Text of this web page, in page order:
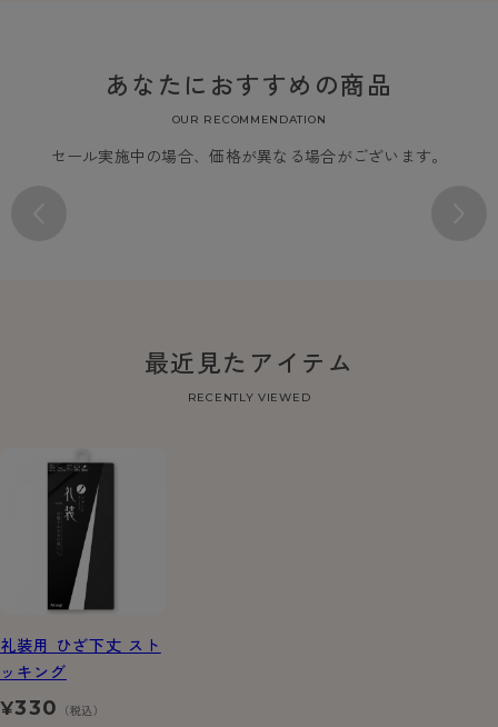
あなたにおすすめの商品
OUR RECOMMENDATION
セール実施中の場合、価格が異なる場合がございます。
最近見たアイテム
RECENTLY VIEWED
礼装用 ひざ下丈 スト
ッキング
¥330 （税込）